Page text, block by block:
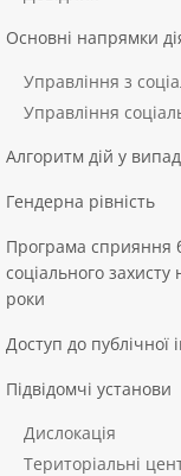
Основні напрямки
Управління з
Управління
Алгоритм дій у
Гендерна рівність
Програма сприяння
соціального
роки
Доступ до публічної
Підвідомчі установи
Дислокація
Територіальні